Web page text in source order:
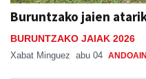
Buruntzako jaien
BURUNTZAKO JAIAK 2026
Xabat Minguez abu 04 ANDOAIN